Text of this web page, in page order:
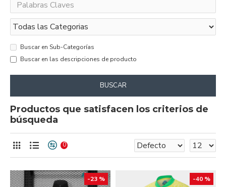
Buscar en Sub-Categorías
Buscar en las descripciones de producto
BUSCAR
Productos que satisfacen los criterios de
búsqueda
0
-23 % -40 %